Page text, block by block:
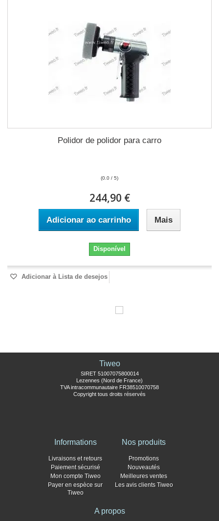
Polidor de polidor para carro
(0.0 / 5)
244,90 €
Adicionar ao carrinho Mais
Disponível
Adicionar à Lista de desejos
Tiweo
SIRET 51007075800014
Lezennes (Nord de France)
TVA intracommunautaire FR38510070758
Copyright tous droits réservés
Informations
Livraisons et retours
Paiement sécurisé
Mon compte Tiweo
Payer en espèce sur
Tiweo
Nos produits
Promotions
Nouveautés
Meilleures ventes
Les avis clients Tiweo
A propos